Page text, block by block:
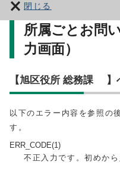
閉じる
所属ごとお問
力画面）
【旭区役所 総務課 】
以下のエラー内容を参照の
す。
ERR_CODE(1)
不正入力です。初めか